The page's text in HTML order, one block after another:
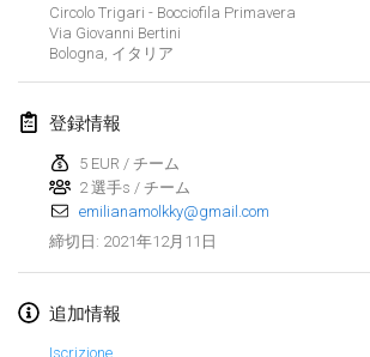
Circolo Trigari - Bocciofila Primavera
Via Giovanni Bertini
Bologna イタリア
登録情報
5 EUR / チーム
2 選手s / チーム
emilianamolkky@gmail.com
締切日 : 2021年12月11日
追加情報
Iscrizione
Open de Boulay Triplette
2021年3月20日
2021年4月
Tournoi du printemps confiné
2021年4月9日|
中止
Indoor de la CASAS
Halové MČR Trojnásobný - Czech